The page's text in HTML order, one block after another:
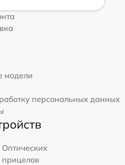
модели
персональных данных
Оптических
прицелов